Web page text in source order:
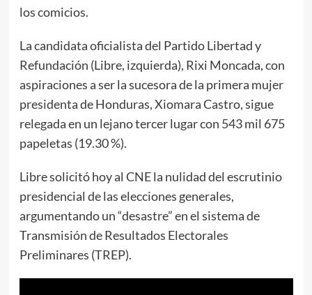
los comicios.
La candidata oficialista del Partido Libertad y
Refundación (Libre, izquierda), Rixi Moncada, con
aspiraciones a ser la sucesora de la primera mujer
presidenta de Honduras, Xiomara Castro, sigue
relegada en un lejano tercer lugar con 543 mil 675
papeletas (19.30 %).
Libre solicitó hoy al CNE la nulidad del escrutinio
presidencial de las elecciones generales,
argumentando un “desastre” en el sistema de
Transmisión de Resultados Electorales
Preliminares (TREP).